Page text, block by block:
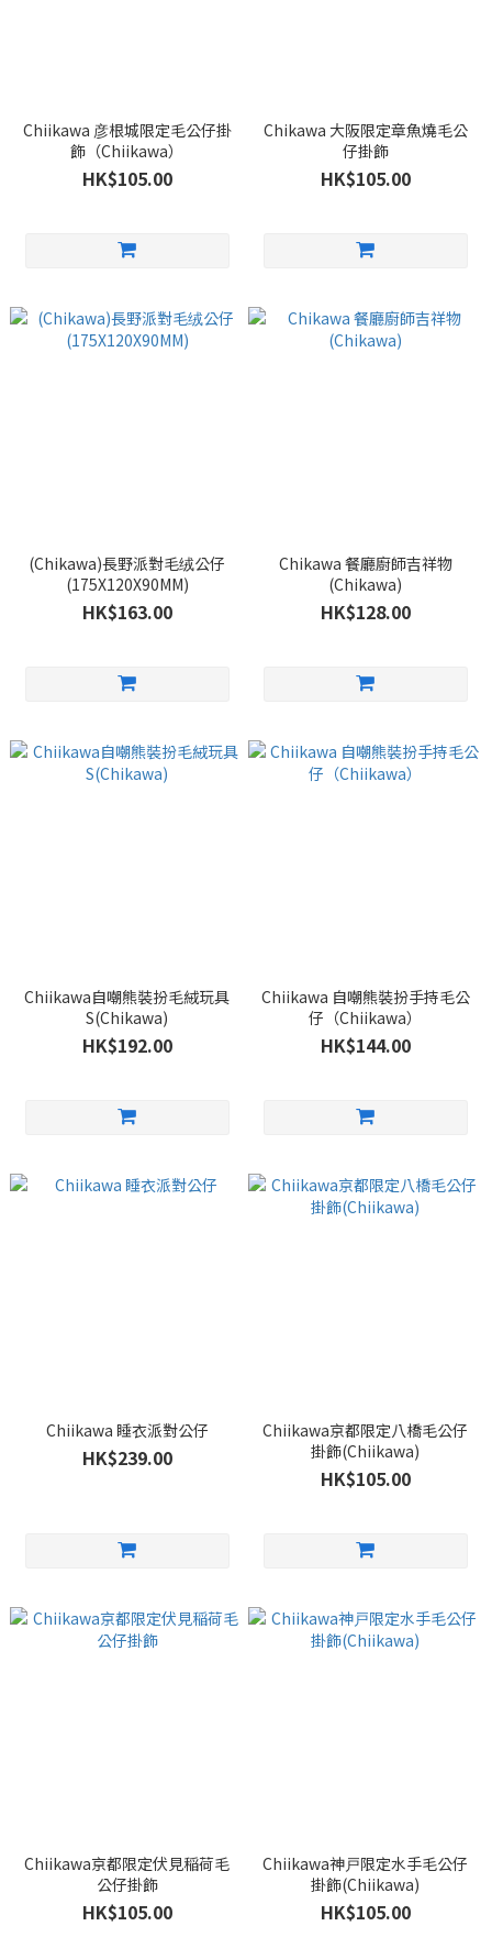
Chiikawa 彦根城限定毛公仔掛
飾（Chiikawa）
HK$105.00
Chikawa 大阪限定章魚燒毛公
仔掛飾
HK$105.00
(Chikawa)長野派對毛绒公仔
(175X120X90MM)
HK$163.00
Chikawa 餐廳廚師吉祥物
(Chikawa)
HK$128.00
Chiikawa自嘲熊裝扮毛絨玩具
S(Chikawa)
HK$192.00
Chiikawa 自嘲熊裝扮手持毛公
仔（Chiikawa）
HK$144.00
Chiikawa 睡衣派對公仔
HK$239.00
Chiikawa京都限定八橋毛公仔
掛飾(Chiikawa)
HK$105.00
Chiikawa京都限定伏見稲荷毛
公仔掛飾
HK$105.00
Chiikawa神戸限定水手毛公仔
掛飾(Chiikawa)
HK$105.00